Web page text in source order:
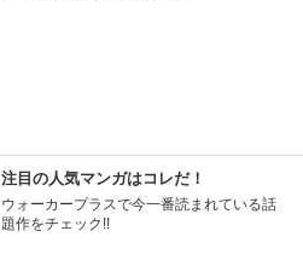
注目の人気マンガはコレだ！
ウォーカープラスで今一番読まれている話
題作をチェック!!